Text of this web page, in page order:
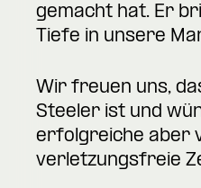
gemacht hat. Er
Tiefe in unsere
Wir freuen uns,
Steeler ist und
erfolgreiche aber
verletzungsfreie